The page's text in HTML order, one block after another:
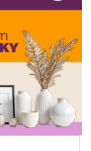
cm max. cm